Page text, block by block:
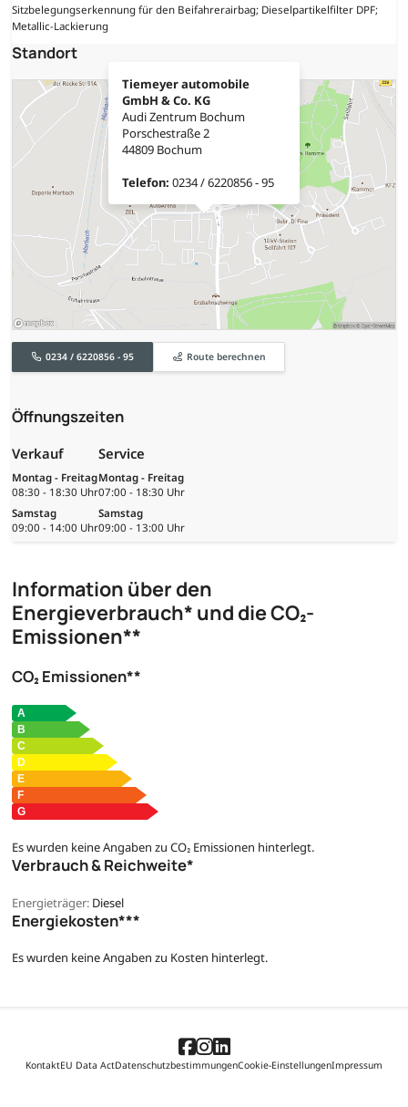
Sitzbelegungserkennung für den Beifahrerairbag; Dieselpartikelfilter DPF;
Metallic-Lackierung
Standort
Tiemeyer automobile
GmbH & Co. KG
Audi Zentrum Bochum
Porschestraße 2
44809 Bochum
Telefon: 0234 / 6220856 - 95
0234 / 6220856 - 95 Route berechnen
Öffnungszeiten
Verkauf
Montag - Freitag
08:30 - 18:30 Uhr
Samstag
09:00 - 14:00 Uhr
Service
Montag - Freitag
07:00 - 18:30 Uhr
Samstag
09:00 - 13:00 Uhr
Information über den
Energieverbrauch* und die CO₂-
Emissionen**
CO₂ Emissionen**
Es wurden keine Angaben zu CO₂ Emissionen hinterlegt.
Verbrauch & Reichweite*
Energieträger: Diesel
Energiekosten***
Es wurden keine Angaben zu Kosten hinterlegt.
KontaktEU Data ActDatenschutzbestimmungenCookie-EinstellungenImpressum